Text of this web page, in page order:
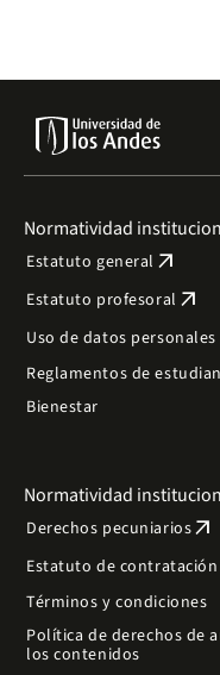
Normatividad
Estatuto general arrow_outward
Estatuto profesoral arrow_outward
Uso de datos personales
Reglamentos de
Bienestar
Normatividad
Derechos pecuniariosarrow_outward
Estatuto de contratación
Términos y condiciones
Política de derechos de
los contenidos